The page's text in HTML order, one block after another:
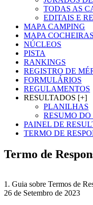
TODAS AS
EDITAIS E
MAPA CAMPING
MAPA COCHEIRAS
NÚCLEOS
PISTA
RANKINGS
REGISTRO DE
FORMULÁRIOS
REGULAMENTOS
RESULTADOS [+]
PLANILHAS
RESUMO
PAINEL DE
TERMO DE
Termo de
1. Guia sobre Termos de
26 de Setembro de 2023